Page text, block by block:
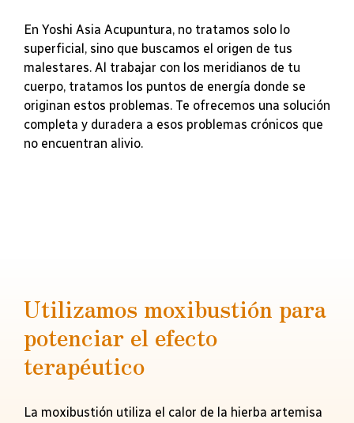
En Yoshi Asia Acupuntura, no tratamos solo lo
superficial, sino que buscamos el origen de tus
malestares. Al trabajar con los meridianos de tu
cuerpo, tratamos los puntos de energía donde se
originan estos problemas. Te ofrecemos una solución
completa y duradera a esos problemas crónicos que
no encuentran alivio.
Utilizamos moxibustión para
potenciar el efecto
terapéutico
La moxibustión utiliza el calor de la hierba artemisa